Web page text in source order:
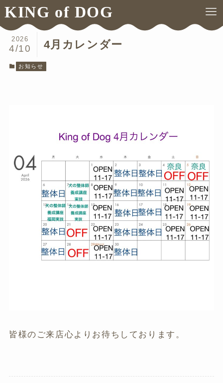
KING of DOG
ホーム お知らせ
4月カレンダー
2026
4/10
お知らせ
皆様のご来店心よりお待ちしております。